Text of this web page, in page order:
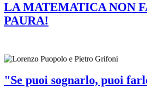
LA MATEMATICA NON
PAURA!
"Se puoi sognarlo, puoi